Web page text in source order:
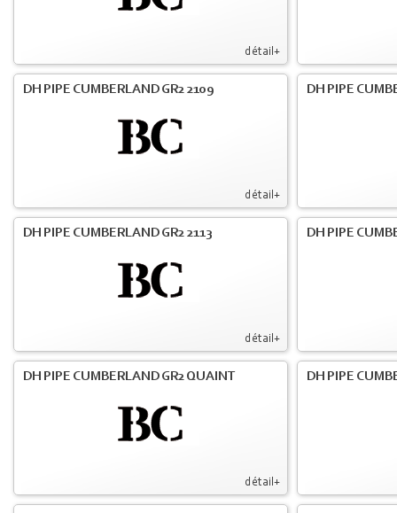
détail+
détail+
DH PIPE CUMBERLAND GR2 2109 DH PIPE
détail+
DH PIPE CUMBERLAND GR2 2113 DH PIPE
détail+
DH PIPE CUMBERLAND GR2 QUAINT DH PIPE